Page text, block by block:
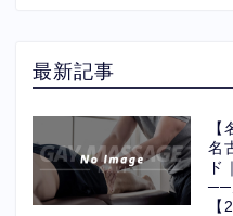
最新記事
名
ド
──
【